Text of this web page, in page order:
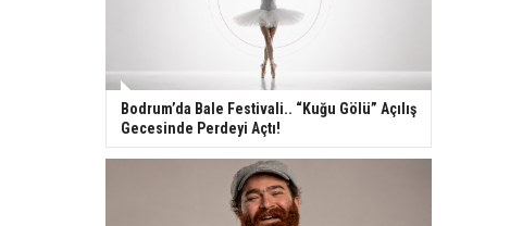
Bodrum’da Bale Festivali.. “Kuğu Gölü” Açılış
Gecesinde Perdeyi Açtı!